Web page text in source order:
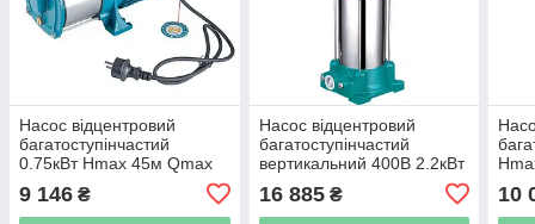
Насос відцентровий
багатоступінчастий
0.75кВт Hmax 45м Qmax
4ACm100S (775415)
9 146 ₴
Насос відцентровий
багатоступінчастий
вертикальний 400В 2.2кВт
Hmax 98м Qmax 100л/хв
LEO 3.0 EVP4-8 (7754573)
16 885₴ 10